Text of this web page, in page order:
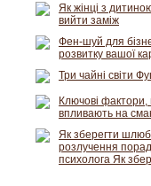
Як жінці з
вийти заміж
Фен-шуй для
розвитку вашої
Три чайні світи
Ключові
впливають на
Як зберегти
розлучення
психолога Як